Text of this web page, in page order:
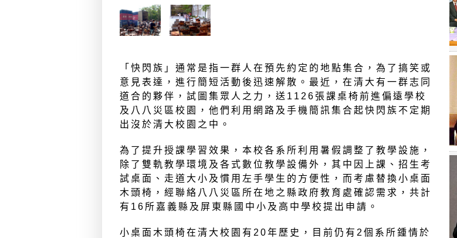
「快閃族」通常是指一群人在預先約定的地點集合，為了搞笑或
意見表達，進行簡短活動後迅速解散。最近，在清大有一群志同
道合的夥伴，試圖集眾人之力，送1126張課桌椅前進偏遠學校
及八八災區校園，他們利用網路及手機簡訊集合起快閃族不定期
出沒於清大校園之中。
為了提升授課學習效果，本校各系所利用暑假調整了教學設施，
除了雙軌教學環境及各式數位教學設備外，其中因上課、招生考
試桌面、走道大小及慣用左手學生的方便性，而考慮替換小桌面
木頭椅，經聯絡八八災區所在地之縣政府教育處確認需求，共計
有16所嘉義縣及屏東縣國中小及高中學校提出申請。
小桌面木頭椅在清大校園有20年歷史，目前仍有2個系所鍾情於